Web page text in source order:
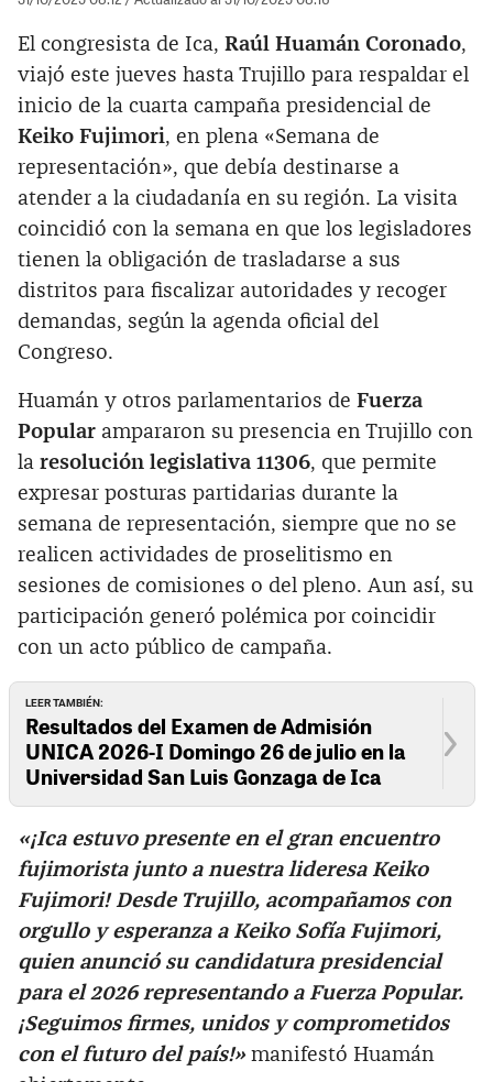
El congresista de Ica, Raúl Huamán Coronado,
viajó este jueves hasta Trujillo para respaldar el
inicio de la cuarta campaña presidencial de
Keiko Fujimori, en plena «Semana de
representación», que debía destinarse a
atender a la ciudadanía en su región. La visita
coincidió con la semana en que los legisladores
tienen la obligación de trasladarse a sus
distritos para fiscalizar autoridades y recoger
demandas, según la agenda oficial del
Congreso.
Huamán y otros parlamentarios de Fuerza
Popular ampararon su presencia en Trujillo con
la resolución legislativa 11306, que permite
expresar posturas partidarias durante la
semana de representación, siempre que no se
realicen actividades de proselitismo en
sesiones de comisiones o del pleno. Aun así, su
participación generó polémica por coincidir
con un acto público de campaña.
LEER TAMBIÉN:
Resultados del Examen de Admisión
UNICA 2026-I Domingo 26 de julio en la
Universidad San Luis Gonzaga de Ica
«¡Ica estuvo presente en el gran encuentro
fujimorista junto a nuestra lideresa Keiko
Fujimori! Desde Trujillo, acompañamos con
orgullo y esperanza a Keiko Sofía Fujimori,
quien anunció su candidatura presidencial
para el 2026 representando a Fuerza Popular.
¡Seguimos firmes, unidos y comprometidos
con el futuro del país!» manifestó Huamán